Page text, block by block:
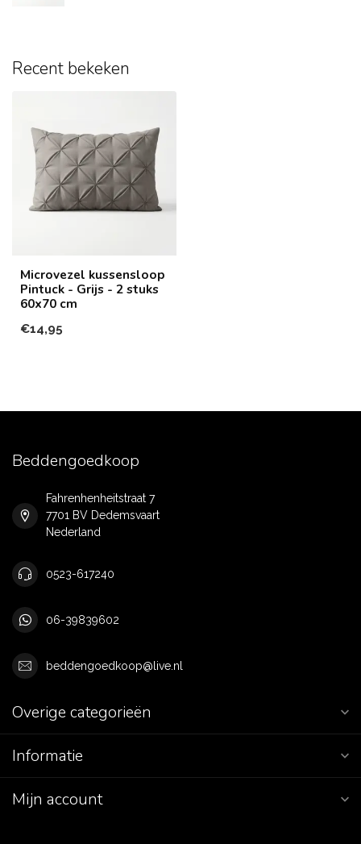
Recent bekeken
Microvezel kussensloop
Pintuck - Grijs - 2 stuks
60x70 cm
€14,95
Beddengoedkoop
Fahrenhenheitstraat 7
7701 BV Dedemsvaart
Nederland
0523-617240
06-39839602
beddengoedkoop@live.nl
Overige categorieën
Informatie
Mijn account